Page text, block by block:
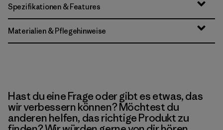
Spezifikationen & Features
Materialien & Pflegehinweise
Hast du eine Frage oder gibt es etwas, das
wir verbessern können? Möchtest du
anderen helfen, das richtige Produkt zu